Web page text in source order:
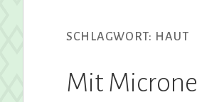
SCHLAGWORT: HAUT
Mit